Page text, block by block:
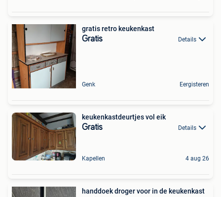
gratis retro keukenkast
Gratis Details
Genk Eergisteren
keukenkastdeurtjes vol eik
Gratis Details
Kapellen 4 aug 26
handdoek droger voor in de keukenkast